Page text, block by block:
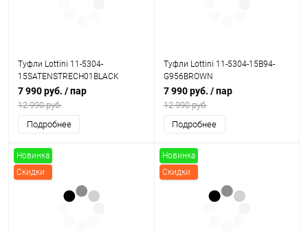
Туфли Lottini 11-5304-
15SATENSTRECH01BLACK
7 990 руб. / пар
12 990 руб.
Подробнее
Туфли Lottini 11-5304-15B94-
G956BROWN
7 990 руб. / пар
12 990 руб.
Подробнее
Новинка
Скидки
Новинка
Скидки